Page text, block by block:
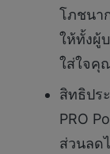
โภชนา
ให้ทั้งผู้
ใส่ใจคุ
สิทธิปร
PRO
ส่วนลด